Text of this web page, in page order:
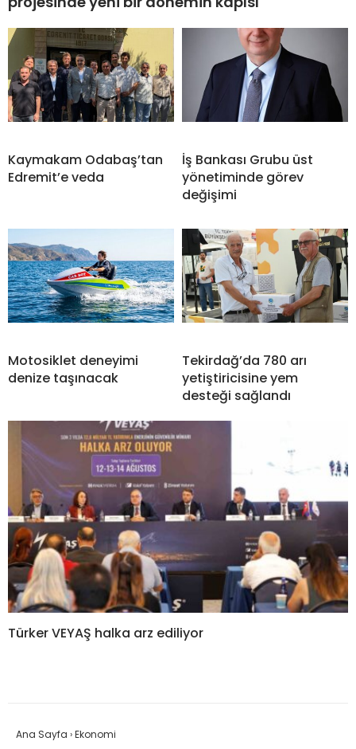
Kaymakam Odabaş’tan
Edremit’e veda
İş Bankası Grubu üst
yönetiminde görev
değişimi
Motosiklet deneyimi
denize taşınacak
Tekirdağ’da 780 arı
yetiştiricisine yem
desteği sağlandı
Türker VEYAŞ halka arz ediliyor
Ana Sayfa ›Ekonomi